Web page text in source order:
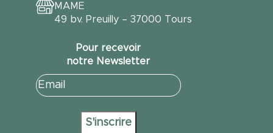
MAME
49 bv. Preuilly – 37000 Tours
Pour recevoir
notre Newsletter
E-
S'inscrire